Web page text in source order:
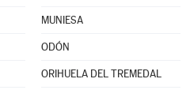
MUNIESA
ODÓN
ORIHUELA DEL TREMEDAL